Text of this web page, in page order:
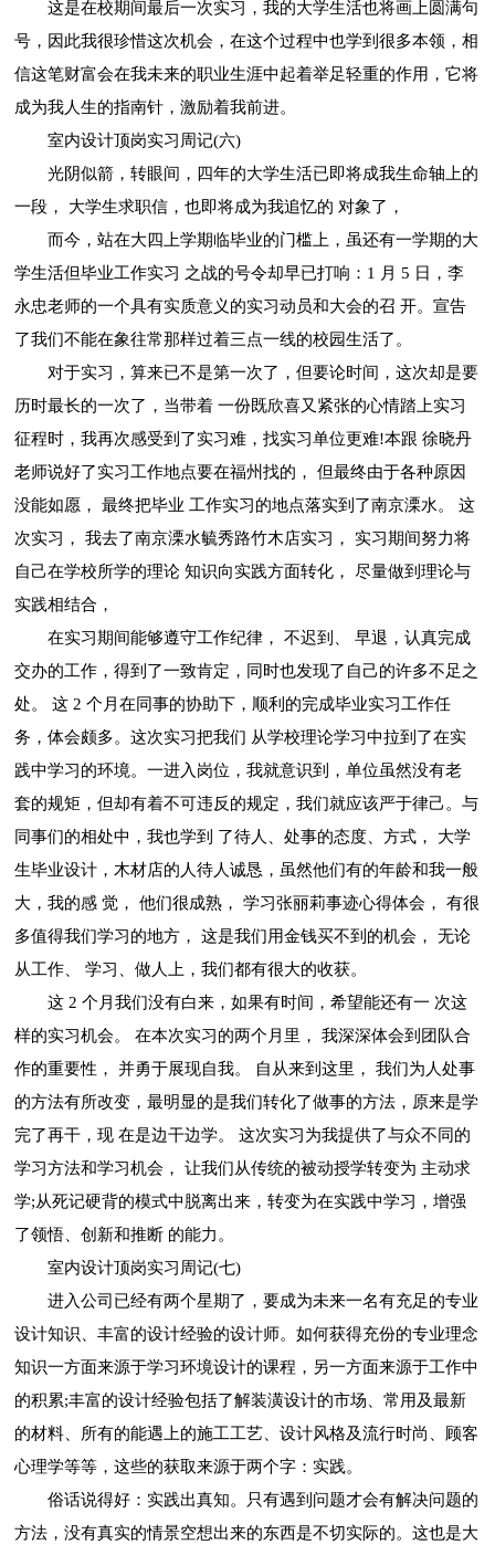
这是在校期间最后一次实习，我的大学生活也将画上圆满句
号，因此我很珍惜这次机会，在这个过程中也学到很多本领，相
信这笔财富会在我未来的职业生涯中起着举足轻重的作用，它将
成为我人生的指南针，激励着我前进。
室内设计顶岗实习周记(六)
光阴似箭，转眼间，四年的大学生活已即将成我生命轴上的
一段， 大学生求职信，也即将成为我追忆的 对象了，
而今，站在大四上学期临毕业的门槛上，虽还有一学期的大
学生活但毕业工作实习 之战的号令却早已打响：1 月 5 日，李
永忠老师的一个具有实质意义的实习动员和大会的召 开。宣告
了我们不能在象往常那样过着三点一线的校园生活了。
对于实习，算来已不是第一次了，但要论时间，这次却是要
历时最长的一次了，当带着 一份既欣喜又紧张的心情踏上实习
征程时，我再次感受到了实习难，找实习单位更难!本跟 徐晓丹
老师说好了实习工作地点要在福州找的， 但最终由于各种原因
没能如愿， 最终把毕业 工作实习的地点落实到了南京溧水。 这
次实习， 我去了南京溧水毓秀路竹木店实习， 实习期间努力将
自己在学校所学的理论 知识向实践方面转化， 尽量做到理论与
实践相结合，
在实习期间能够遵守工作纪律， 不迟到、 早退，认真完成
交办的工作，得到了一致肯定，同时也发现了自己的许多不足之
处。 这 2 个月在同事的协助下，顺利的完成毕业实习工作任
务，体会颇多。这次实习把我们 从学校理论学习中拉到了在实
践中学习的环境。一进入岗位，我就意识到，单位虽然没有老
套的规矩，但却有着不可违反的规定，我们就应该严于律己。与
同事们的相处中，我也学到 了待人、处事的态度、方式， 大学
生毕业设计，木材店的人待人诚恳，虽然他们有的年龄和我一般
大，我的感 觉， 他们很成熟， 学习张丽莉事迹心得体会， 有很
多值得我们学习的地方， 这是我们用金钱买不到的机会， 无论
从工作、 学习、做人上，我们都有很大的收获。
这 2 个月我们没有白来，如果有时间，希望能还有一 次这
样的实习机会。 在本次实习的两个月里， 我深深体会到团队合
作的重要性， 并勇于展现自我。 自从来到这里， 我们为人处事
的方法有所改变，最明显的是我们转化了做事的方法，原来是学
完了再干，现 在是边干边学。 这次实习为我提供了与众不同的
学习方法和学习机会， 让我们从传统的被动授学转变为 主动求
学;从死记硬背的模式中脱离出来，转变为在实践中学习，增强
了领悟、创新和推断 的能力。
室内设计顶岗实习周记(七)
进入公司已经有两个星期了，要成为未来一名有充足的专业
设计知识、丰富的设计经验的设计师。如何获得充份的专业理念
知识一方面来源于学习环境设计的课程，另一方面来源于工作中
的积累;丰富的设计经验包括了解装潢设计的市场、常用及最新
的材料、所有的能遇上的施工工艺、设计风格及流行时尚、顾客
心理学等等，这些的获取来源于两个字：实践。
俗话说得好：实践出真知。只有遇到问题才会有解决问题的
方法，没有真实的情景空想出来的东西是不切实际的。这也是大